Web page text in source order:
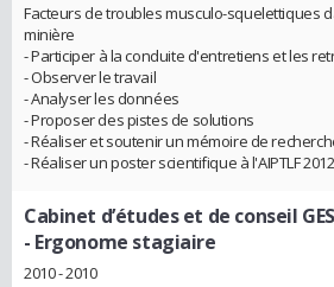
Facteurs de troubles musculo-squelettiques
minière
- Participer à la conduite d'entretiens et les
- Observer le travail
- Analyser les données
- Proposer des pistes de solutions
- Réaliser et soutenir un mémoire de
- Réaliser un poster scientifique à l'AIPTLF 2012
Cabinet d’études et de conseil
- Ergonome stagiaire
2010 - 2010